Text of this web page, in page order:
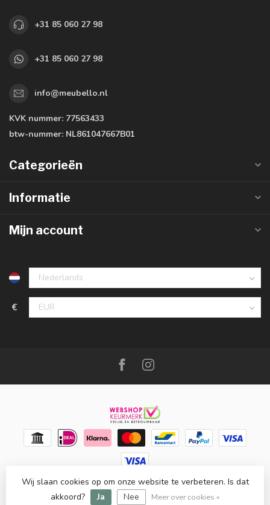
+31 85 060 27 98
+31 85 060 27 98
info@meubello.nl
KVK nummer: 77563433
btw-nummer: NL861047667B01
Categorieën
Informatie
Mijn account
€
© Copyright 2026 Meubello®- Powered byLightspeed -
Lightspeed designby Dyvelopment
Wij slaan cookies op om onze website te verbeteren. Is dat
akkoord?
Ja Nee Meer over cookies »